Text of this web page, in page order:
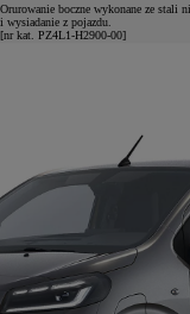
Orurowanie boczne wykonane ze stali
i wysiadanie z pojazdu.
[nr kat. PZ4L1-H2900-00]